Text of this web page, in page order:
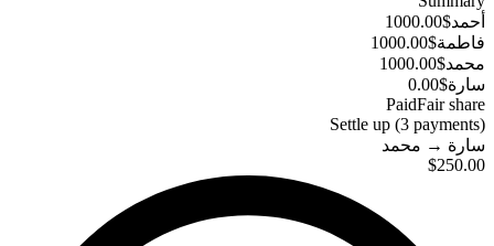
أحمد$1000.00
فاطمة$1000.00
محمد$1000.00
سارة$0.00
PaidFair share
Settle up (3 payments)
سارة → محمد
$250.00